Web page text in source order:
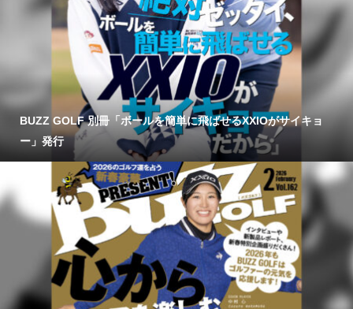
BUZZ GOLF 別冊「ボールを簡単に飛ばせるXXIOがサイキョ
ー」発行